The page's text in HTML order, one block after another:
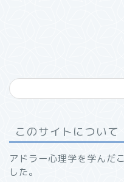
このサイトについて
アドラー心理学を学んだ
した。